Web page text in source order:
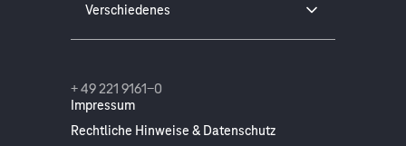
Verschiedenes
Impressum
Rechtliche Hinweise & Datenschutz
+ 49 221 9161-0